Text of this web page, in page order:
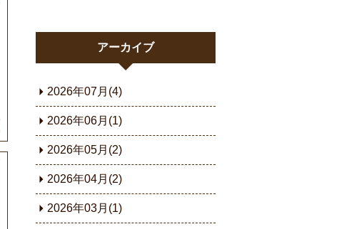
アーカイブ
2026年07月(4)
2026年06月(1)
2026年05月(2)
2026年04月(2)
2026年03月(1)